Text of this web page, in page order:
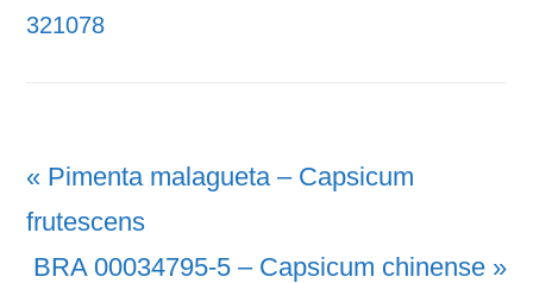
321078
Vorheriger
Beitrag:
« Pimenta malagueta – Capsicum
frutescens
Nächster
BRA 00034795-5 – Capsicum chinense »